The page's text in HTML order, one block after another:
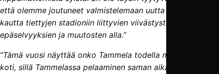
että olemme joutuneet valmistelemaan uutta ja tärkeää
kautta tiettyjen stadioniin liittyvien viivästysten,
epäselvyyksien ja muutosten alla.”
”Tämä vuosi näyttää onko Tammela todella meidän uusi
koti, sillä Tammelassa pelaaminen saman aikaisesti luo